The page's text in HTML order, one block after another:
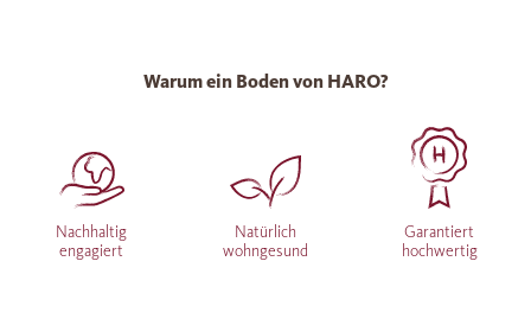
Warum ein Boden von HARO?
Nachhaltig
engagiert
Natürlich
wohngesund
Garantiert
hochwertig